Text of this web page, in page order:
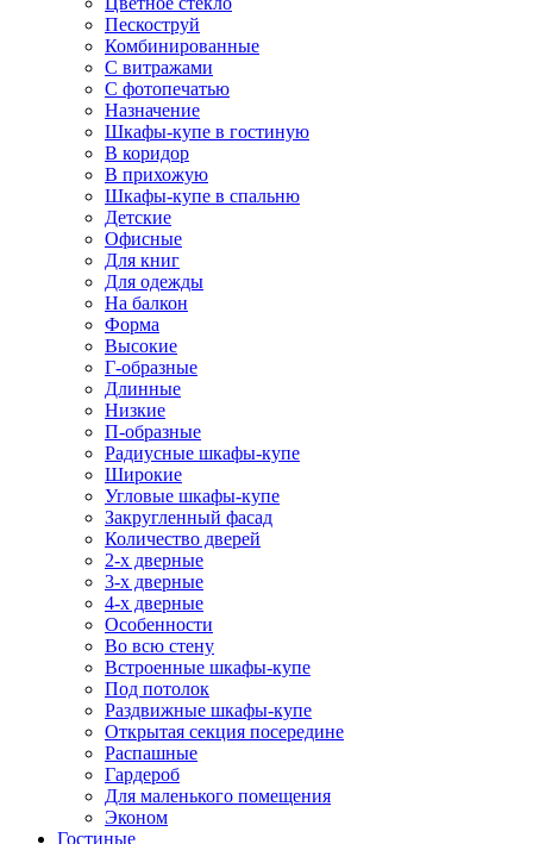
Пескоструй
Комбинированные
С витражами
С фотопечатью
Назначение
Шкафы-купе в гостиную
В коридор
В прихожую
Шкафы-купе в спальню
Детские
Офисные
Для книг
Для одежды
На балкон
Форма
Высокие
Г-образные
Длинные
Низкие
П-образные
Радиусные шкафы-купе
Широкие
Угловые шкафы-купе
Закругленный фасад
Количество дверей
2-х дверные
3-х дверные
4-х дверные
Особенности
Во всю стену
Встроенные шкафы-купе
Под потолок
Раздвижные шкафы-купе
Открытая секция посередине
Распашные
Гардероб
Для маленького помещения
Эконом
Гостиные